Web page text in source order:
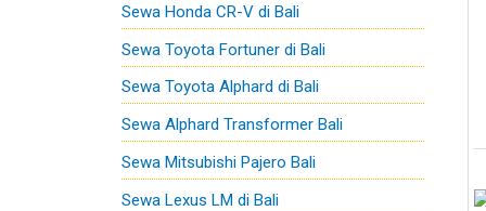
Sewa Honda CR-V di Bali
Sewa Toyota Fortuner di Bali
Sewa Toyota Alphard di Bali
Sewa Alphard Transformer Bali
Sewa Mitsubishi Pajero Bali
Sewa Lexus LM di Bali